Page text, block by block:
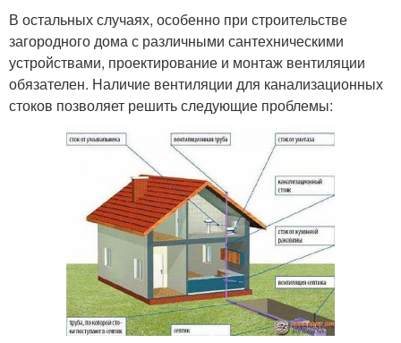
В остальных случаях, особенно при строительстве
загородного дома с различными сантехническими
устройствами, проектирование и монтаж вентиляции
обязателен. Наличие вентиляции для канализационных
стоков позволяет решить следующие проблемы: